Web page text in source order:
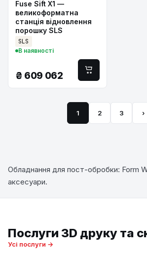
Fuse Sift X1 —
великоформатна
станція відновлення
порошку SLS
SLS
В наявності
₴ 609 062
1 2 3 ›
Обладнання для пост-обробки: Form
аксесуари.
Послуги 3D друку та
Усі послуги →